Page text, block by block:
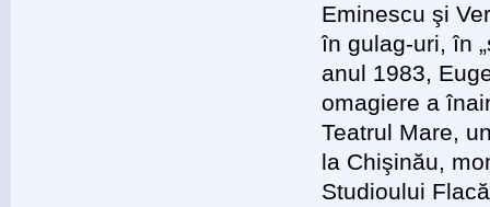
Eminescu şi
în gulag-uri, în
anul 1983,
omagiere a
Teatrul Mare,
la Chişinău,
Studioului